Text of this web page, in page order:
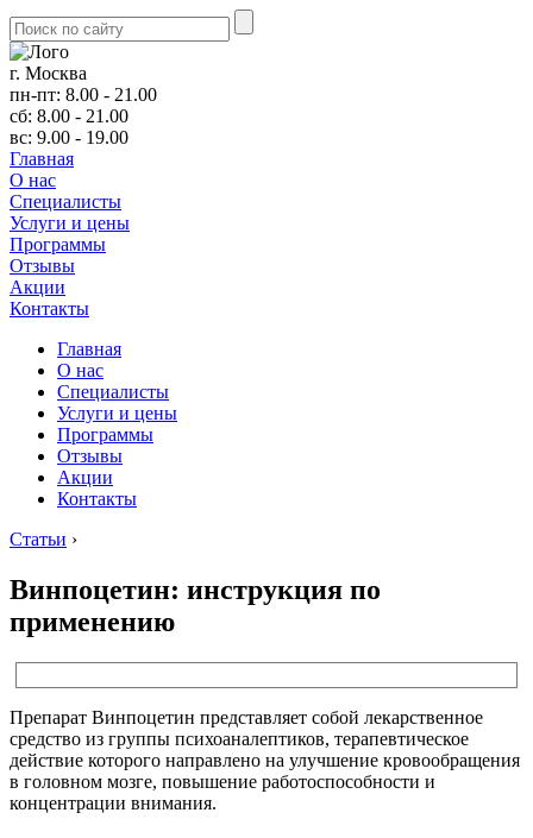
г. Москва
пн-пт: 8.00 - 21.00
сб: 8.00 - 21.00
вс: 9.00 - 19.00
Главная
О нас
Cпециалисты
Услуги и цены
Программы
Отзывы
Акции
Контакты
Главная
О нас
Cпециалисты
Услуги и цены
Программы
Отзывы
Акции
Контакты
Статьи ›
Винпоцетин: инструкция по
применению
Препарат Винпоцетин представляет собой лекарственное
средство из группы психоаналептиков, терапевтическое
действие которого направлено на улучшение кровообращения
в головном мозге, повышение работоспособности и
концентрации внимания.